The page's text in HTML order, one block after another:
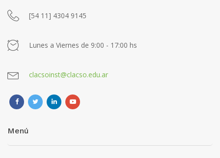
[54 11] 4304 9145
Lunes a Viernes de 9:00 - 17:00 hs
clacsoinst@clacso.edu.ar
Menú